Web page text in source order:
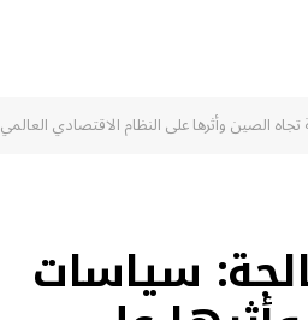
الصين وأثرها على النظام الاقتصادي العالمي
سياسات